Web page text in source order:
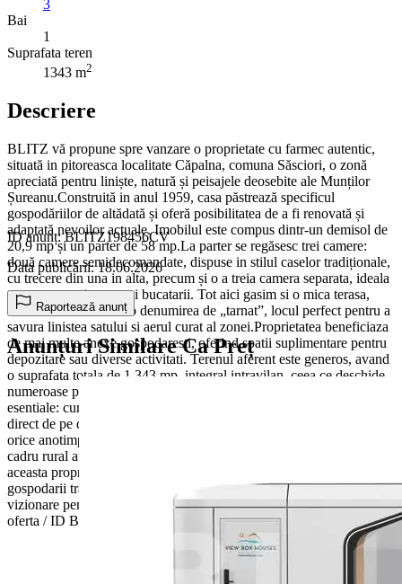
3
Bai
1
Suprafata teren
1343 m2
Descriere
BLITZ vă propune spre vanzare o proprietate cu farmec autentic,
situată in pitoreasca localitate Căpalna, comuna Săsciori, o zonă
apreciată pentru liniște, natură și peisajele deosebite ale Munților
Șureanu.Construită in anul 1959, casa păstrează specificul
gospodăriilor de altădată și oferă posibilitatea de a fi renovată și
adaptată nevoilor actuale. Imobilul este compus dintr-un demisol de
20,9 mp și un parter de 58 mp.La parter se regăsesc trei camere:
două camere semidecomandate, dispuse in stilul caselor tradiționale,
cu trecere din una in alta, precum și o a treia camera separata, ideala
pentru amenajarea unei bucatarii. Tot aici gasim si o mica terasa,
cunoscuta in trecut sub denumirea de „tarnat”, locul perfect pentru a
savura linistea satului si aerul curat al zonei.Proprietatea beneficiaza
de mai multe anexe gospodaresti, oferind spatii suplimentare pentru
depozitare sau diverse activitati. Terenul aferent este generos, avand
o suprafata totala de 1.343 mp, integral intravilan, ceea ce deschide
numeroase posibilitati de valorificare.Casa dispune de utilitati
esentiale: curent electric si apa curenta. Accesul se realizeaza facil,
direct de pe drum asfaltat, proprietatea fiind accesibila cu masina in
orice anotimp.Fie ca va doriti o casa de vacanta, o locuinta intr-un
cadru rural autentic sau o investitie cu potential de dezvoltare,
aceasta proprietate reprezinta o oportunitate rara de a reda viata unei
gospodarii traditionale din inima Transilvaniei. Va asteptam la
vizionare pentru a descoperi potentialul acestei proprietati!Cod
oferta / ID BLITZ: P175166
ID anunț: BLITZ198456CV
Data publicării: 18.06.2026
Raportează anunț
Anunțuri Similare Ca Preț